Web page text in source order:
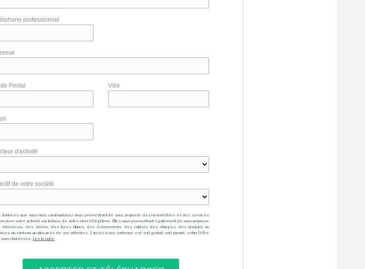
professionnel
Postal Ville
d'activité
de votre société
données que vous nous communiquez nous permettront de vous proposer des newsletters et des services
avec votre activité sur la base de notre intérêt légitime. Elles nous permettront également de vous proposer
interviews, des vidéos, des livres blancs, des événements, des cahiers des charges, des produits ou
au contenu au plus près de vos attentes. L'accès à nos contenus est soit gratuit soit payant, selon l'offre
vous choisissez. Lire la suite